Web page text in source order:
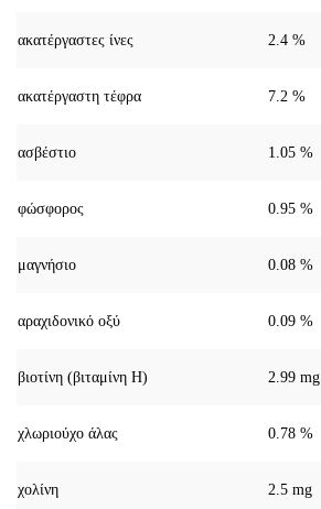
ακατέργαστες ίνες 2.4 %
ακατέργαστη τέφρα 7.2 %
ασβέστιο 1.05 %
φώσφορος 0.95 %
μαγνήσιο 0.08 %
αραχιδονικό οξύ 0.09 %
βιοτίνη (βιταμίνη Η) 2.99 mg
χλωριούχο άλας 0.78 %
χολίνη 2.5 mg